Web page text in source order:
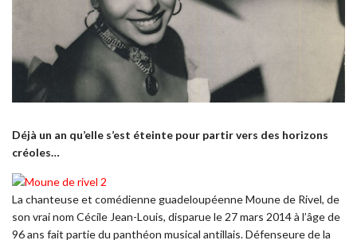
Déjà un an qu’elle s’est éteinte pour partir vers des horizons
créoles…
La chanteuse et comédienne guadeloupéenne Moune de Rivel, de
son vrai nom Cécile Jean-Louis, disparue le 27 mars 2014 à l’âge de
96 ans fait partie du panthéon musical antillais.Défenseure de la